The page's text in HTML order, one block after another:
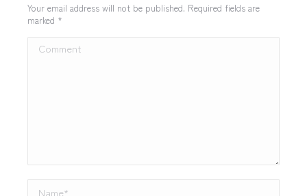
Your email address will not be published. Required fields are
marked *
Comment
Name *